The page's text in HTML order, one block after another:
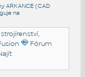
ARKANCE (CAD
na
Fórum